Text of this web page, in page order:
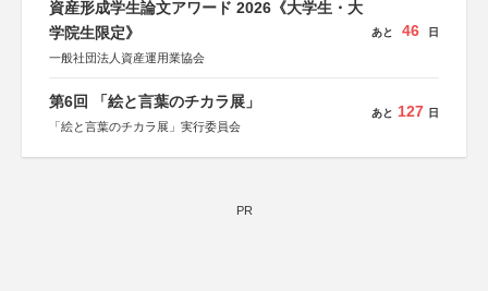
資産形成学生論文アワード 2026《大学生・大
学院生限定》
一般社団法人資産運用業協会
あと 46 日
第6回 「絵と言葉のチカラ展」
「絵と言葉のチカラ展」実行委員会
あと 127 日
PR